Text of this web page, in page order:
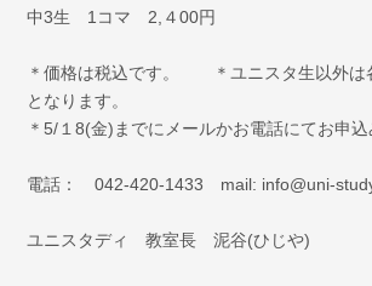
中3生 1コマ 2,４00円
＊価格は税込です。 ＊ユニスタ生以外は
となります。
＊5/１8(金)までにメールかお電話にてお申込
電話： 042-420-1433 mail: info@uni-
ユニスタディ 教室長 泥谷(ひじや)